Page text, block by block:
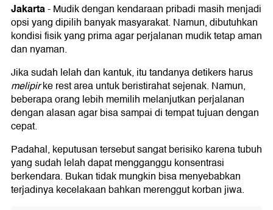
Tips Mencegah Kelelahan saat Berkendara
Jakarta-Mudik dengan kendaraan pribadi masih menjadi
opsi yang dipilih banyak masyarakat. Namun, dibutuhkan
kondisi fisik yang prima agar perjalanan mudik tetap aman
dan nyaman.
Jika sudah lelah dan kantuk, itu tandanya detikers harus
melipirke rest area untuk beristirahat sejenak. Namun,
beberapa orang lebih memilih melanjutkan perjalanan
dengan alasan agar bisa sampai di tempat tujuan dengan
cepat.
Padahal, keputusan tersebut sangat berisiko karena tubuh
yang sudah lelah dapat mengganggu konsentrasi
berkendara. Bukan tidak mungkin bisa menyebabkan
terjadinya kecelakaan bahkan merenggut korban jiwa.